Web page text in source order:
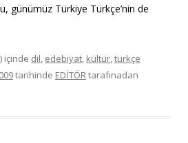
günümüz Türkiye Türkçe’nin de
içinde dil, edebiyat, kültür,türkçe
tarihinde EDİTÖRtarafınadan